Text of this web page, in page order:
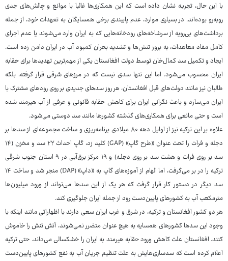
با این حال، تجربه نشان داده است که این همکاری‌ها غالبا با موانع و چالش‌های جدی
روبه‌رو بوده‌اند. در بسیاری موارد، عدم پایبندی برخی همسایگان به تعهدات خود، از جمله
برداشت‌های بی‌رویه از سرشاخه‌های رودخانه‌هایی که به ایران وارد می‌شوند یا عدم اجرای
کامل مفاد معاهدات، به بروز تنش‌ها و تشدید بحران کمبود آب در ایران دامن زده است.
ایجاد و تکمیل سد کمال‌خان توسط دولت افغانستان یکی از مهم‌ترین تهدیدها برای حقابه
ایران محسوب می‌شود. اما این تنها سدی نیست که در مرزهای شرقی قرار گرفته، بلکه
طالبان نیز مانند دولت‌های قبل افغانستان، هر روز سدهای جدیدی بر روی رودهای مشترک با
ایران می‌سازد و باعث نگرانی ایران برای کاهش حقابه قانونی و عرفی از آب هیرمند شده
است و حتی مانعی برای همکاری‌های گذشته کشورها مانند سد دوستی می‌شود.
علاوه بر این ترکیه نیز از اوایل دهه ۸۰ میلادی برنامه‌ریزی و ساخت مجموعه‌ای از سدها بر
دجله و فرات را تحت عنوان «طرح گاپ» (GAP) کلید زد، گاپ احداث ۲۲ سد و مخزن (۱۴
سد بر روی فرات و هشت سد بر روی دجلـه) و ۱۹ مرکز برق‌آبی در ۹ استان جنوب شرقی
ترکیه را در بر می‌گرفت، اما الهام از آموزه‌های گاپ به «داپ» (DAP) منجر شد و ساخت ۱۴
سد دیگر در دستور کار قرار گرفت که هر یک از این سدها می‌تواند از ورود میلیون‌ها
مترمکعب آب به کشورهای پایین‌دست رود از جمله ایران جلوگیری کند.
هر دو کشور افغانستان و ترکیه، در شرق و غرب ایران سعی دارند با اظهاراتی مانند اینکه با
وجود این سدها کشورهای همسایه به هیچ عنوان متضرر نمی‌شوند، آتش تنش را خاموش
کنند. افغانستان علت کاهش ورود حقابه هیرمند به ایران را خشکسالی می‌داند. حتی ترکیه
اعلام کرده است که سدسازی‌هایش به علت تنظیم جریان آب به نفع کشورهای پایین‌دست